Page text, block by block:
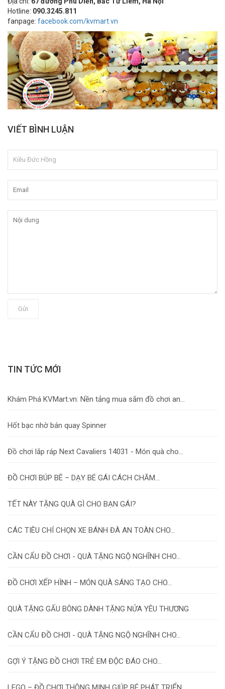
Hotline: 090.3245.811
fanpage: facebook.com/kvmart.vn
VIẾT BÌNH LUẬN
Gửi
TIN TỨC MỚI
Khám Phá KVMart.vn: Nền tảng mua sắm đồ chơi an...
Hốt bạc nhờ bán quay Spinner
Đồ chơi lắp ráp Next Cavaliers 14031 - Món quà cho...
ĐỒ CHƠI BÚP BÊ – DẠY BÉ GÁI CÁCH CHĂM...
TẾT NÀY TẶNG QUÀ GÌ CHO BẠN GÁI?
CÁC TIÊU CHÍ CHỌN XE BÁNH ĐÀ AN TOÀN CHO...
CẦN CẨU ĐỒ CHƠI - QUÀ TẶNG NGỘ NGHĨNH CHO...
ĐỒ CHƠI XẾP HÌNH – MÓN QUÀ SÁNG TẠO CHO...
QUÀ TẶNG GẤU BÔNG DÀNH TẶNG NỬA YÊU THƯƠNG
CẦN CẨU ĐỒ CHƠI - QUÀ TẶNG NGỘ NGHĨNH CHO...
GỢI Ý TẶNG ĐỒ CHƠI TRẺ EM ĐỘC ĐÁO CHO...